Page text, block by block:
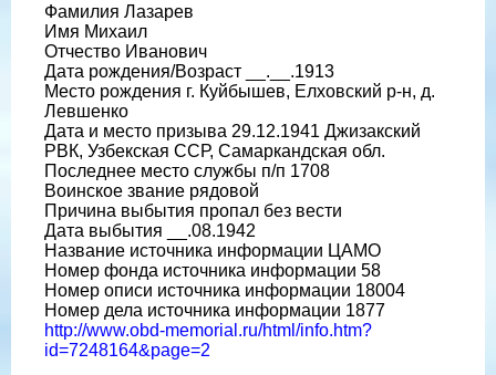
Фамилия Лазарев
Имя Михаил
Отчество Иванович
Дата рождения/Возраст __.__.1913
Место рождения г. Куйбышев, Елховский р-н, д.
Левшенко
Дата и место призыва 29.12.1941 Джизакский
РВК, Узбекская ССР, Самаркандская обл.
Последнее место службы п/п 1708
Воинское звание рядовой
Причина выбытия пропал без вести
Дата выбытия __.08.1942
Название источника информации ЦАМО
Номер фонда источника информации 58
Номер описи источника информации 18004
Номер дела источника информации 1877
http://www.obd-memorial.ru/html/info.htm?
id=7248164&page=2